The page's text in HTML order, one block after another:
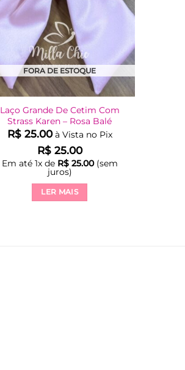
FORA DE ESTOQUE
Laço Grande De Cetim Com
Strass Karen – Rosa Balé
R$25.00 à Vista no Pix
R$25.00
Em até 1x de R$25.00(sem
juros)
LER MAIS